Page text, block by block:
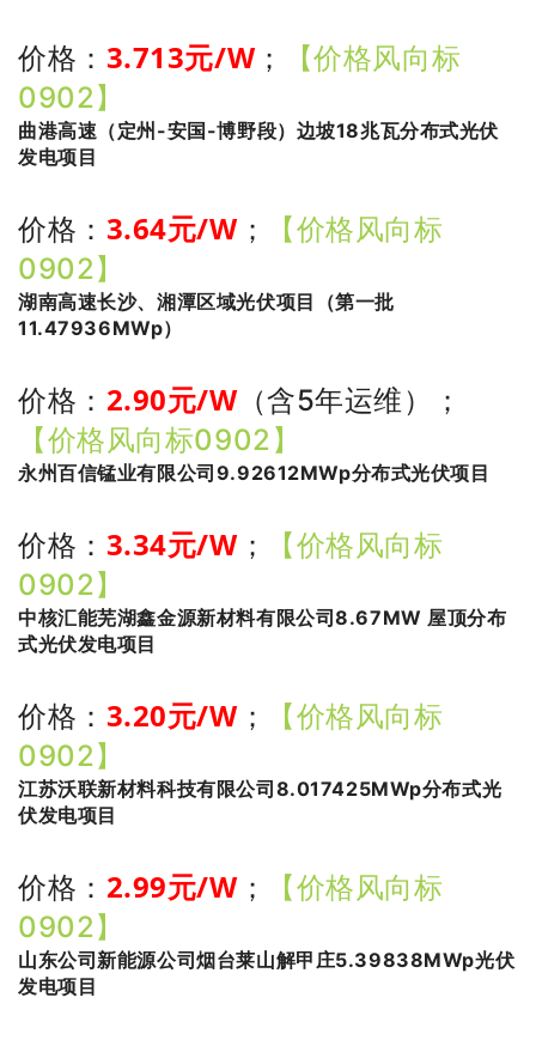
价格： 3.713元/W ；
【价格风向标
0902】
曲港高速（定州-安国-博野段）边坡18兆瓦分布式光伏
发电项目
价格： 3.64元/W ；
【价格风向标
0902】
湖南高速长沙、湘潭区域光伏项目（第一批
11.47936MWp）
价格： 2.90元/W （含5年运维）
；
【价格风向标0902】
永州百信锰业有限公司9.92612MWp分布式光伏项目
价格： 3.34元/W ；
【价格风向标
0902】
中核汇能芜湖鑫金源新材料有限公司8.67MW 屋顶分布
式光伏发电项目
价格： 3.20元/W ；
【价格风向标
0902】
江苏沃联新材料科技有限公司8.017425MWp分布式光
伏发电项目
价格： 2.99元/W ；
【价格风向标
0902】
山东公司新能源公司烟台莱山解甲庄5.39838MWp光伏
发电项目